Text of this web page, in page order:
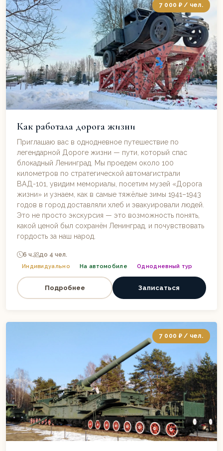
7 000 ₽ / чел.
Как работала дорога жизни
Приглашаю вас в однодневное путешествие по
легендарной Дороге жизни — пути, который спас
блокадный Ленинград. Мы проедем около 100
километров по стратегической автомагистрали
ВАД-101, увидим мемориалы, посетим музей «Дорога
жизни» и узнаем, как в самые тяжёлые зимы 1941–1943
годов в город доставляли хлеб и эвакуировали людей.
Это не просто экскурсия — это возможность понять,
какой ценой был сохранён Ленинград, и почувствовать
гордость за наш народ.
6 ч. до 4 чел.
Индивидуально На автомобиле Однодневный тур
Подробнее Записаться
7 000 ₽ / чел.